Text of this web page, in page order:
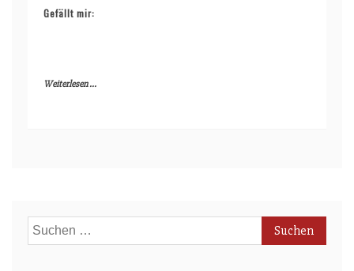
Gefällt mir:
Weiterlesen ...
Suchen
nach: